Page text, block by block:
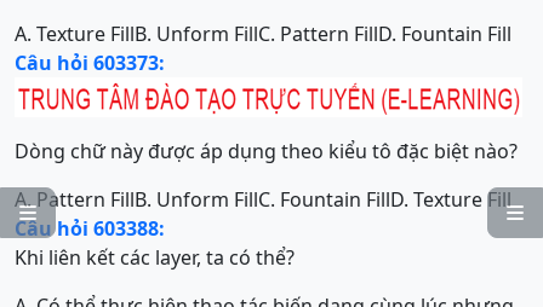


A. Texture FillB. Unform FillC. Pattern FillD. Fountain Fill
Câu hỏi 603373:
Dòng chữ này được áp dụng theo kiểu tô đặc biệt nào?
A. Pattern FillB. Unform FillC. Fountain FillD. Texture Fill
Câu hỏi 603388:
Khi liên kết các layer, ta có thể?